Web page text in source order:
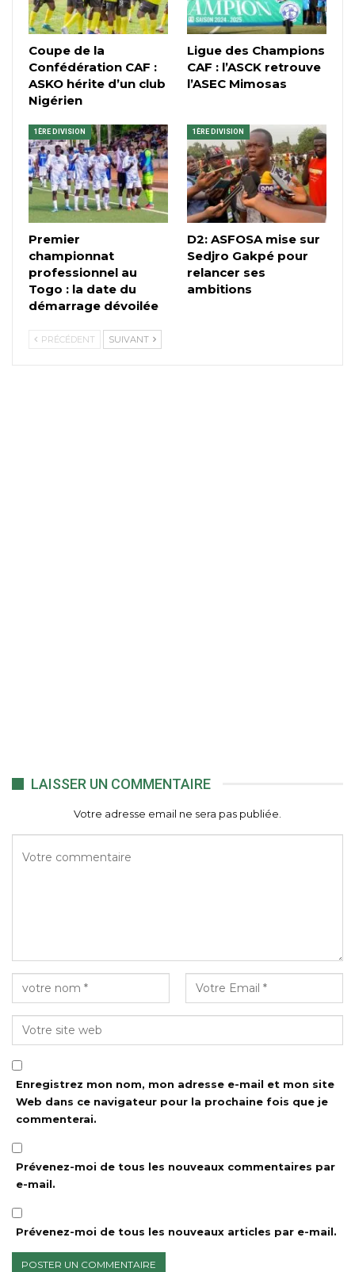
Coupe de la
Confédération CAF :
ASKO hérite d’un club
Nigérien
Ligue des Champions
CAF : l’ASCK retrouve
l’ASEC Mimosas
1ÈRE DIVISION
Premier
championnat
professionnel au
Togo : la date du
démarrage dévoilée
1ÈRE DIVISION
D2: ASFOSA mise sur
Sedjro Gakpé pour
relancer ses
ambitions
PRÉCÉDENT SUIVANT
LAISSER UN COMMENTAIRE
Votre adresse email ne sera pas publiée.
Enregistrez mon nom, mon adresse e-mail et mon site
Web dans ce navigateur pour la prochaine fois que je
commenterai.
Prévenez-moi de tous les nouveaux commentaires par
e-mail.
Prévenez-moi de tous les nouveaux articles par e-mail.